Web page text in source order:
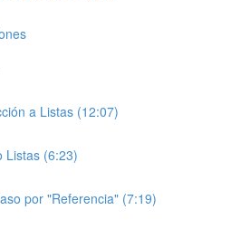
a Listas (12:07)
Listas (6:23)
por "Referencia" (7:19)